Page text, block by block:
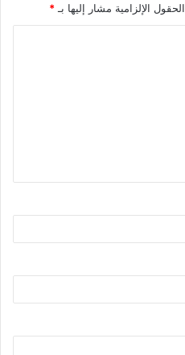
الحقول الإلزامية مشار إليها بـ *